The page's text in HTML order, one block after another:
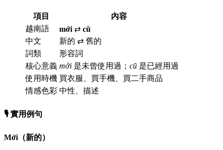
項目
內容
越南語
mới ⇄ cũ
中文
新的 ⇄ 舊的
詞類
形容詞
核心意義 mới 是未曾使用過； cũ 是已經用過
使用時機 買衣服、買手機、買二手商品
情感色彩 中性、描述
🎙️ 實用例句
Mới（新的）